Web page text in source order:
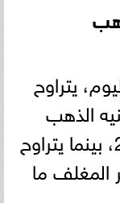
يتراوح
للجنيه الذهب
المغلف، وزن 8 جرامات عيار 21، بينما يتراوح
المغلف ما